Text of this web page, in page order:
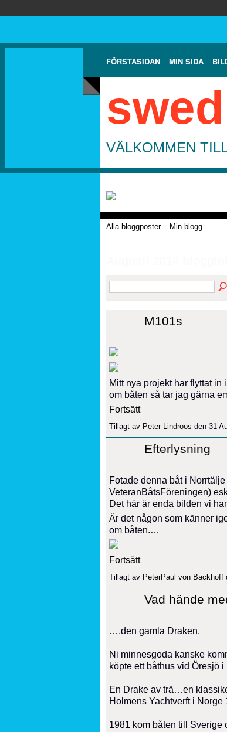
FÖRSTASIDAN MIN SIDA
VÄLKOMMEN
Alla bloggposter Min blogg
M101s
Mitt nya projekt har flyttat
om båten så tar jag gärna
Fortsätt
Tillagt av Peter Lindroos den 31
Efterlysning
Fotade denna båt i
VeteranBåtsFöreningen)
Det här är enda bilden vi
Är det någon som känner
om båten.…
Fortsätt
Tillagt av PeterPaul von Backhoff
Vad hände
….den gamla Draken.
Ni minnesgoda kanske
köpte ett båthus vid Öresjö i
En Drake av trä…en
Holmens Yachtverft i Norge
1981 kom båten till Sverige